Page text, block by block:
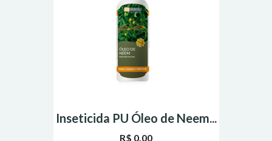
Inseticida PU Óleo de Neem...
R$ 0,00